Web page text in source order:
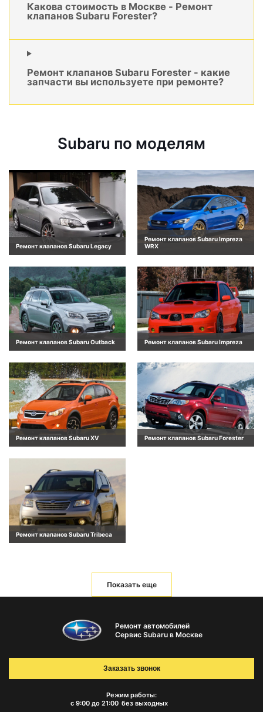
Какова стоимость в Москве - Ремонт
клапанов Subaru Forester?
Ремонт клапанов Subaru Forester - какие
запчасти вы используете при ремонте?
Subaru по моделям
Ремонт клапанов Subaru Legacy
Ремонт клапанов Subaru Impreza
WRX
Ремонт клапанов Subaru Outback Ремонт клапанов Subaru Impreza
Ремонт клапанов Subaru XV Ремонт клапанов Subaru Forester
Ремонт клапанов Subaru Tribeca
Показать еще
Ремонт автомобилей
Сервис Subaru в Москве
Режим работы:
с 9:00 до 21:00 без выходных
Заказать звонок